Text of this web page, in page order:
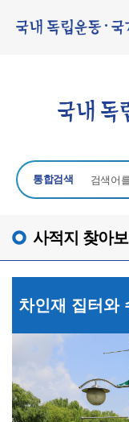
통합검색
사적지 찾아보
차인재 집터와